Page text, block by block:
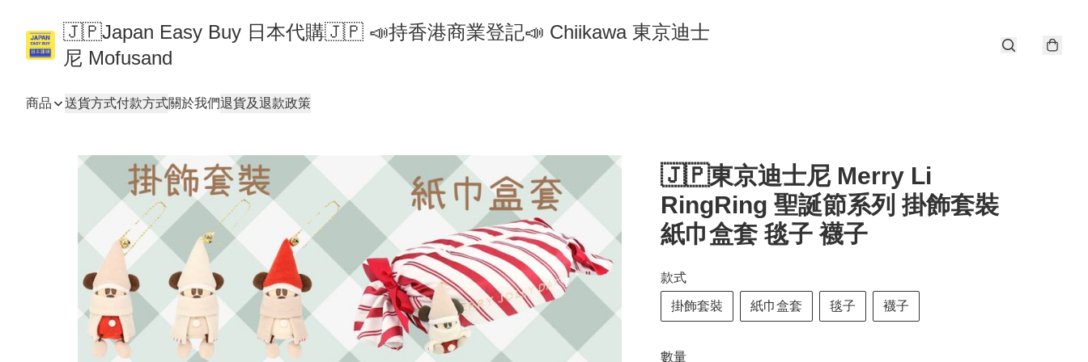
🇯🇵Japan Easy Buy 日本代購🇯🇵 📣持香港商業登記📣 Chiikawa 東京迪士
尼 Mofusand
商品 送貨方式付款方式關於我們退貨及退款政策
🇯🇵東京迪士尼 Merry Li
RingRing 聖誕節系列 掛飾套裝
紙巾盒套 毯子 襪子
款式
掛飾套裝 紙巾盒套 毯子 襪子
數量